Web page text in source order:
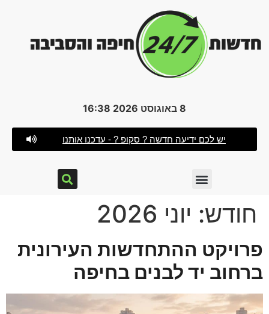
8 באוגוסט 2026 16:38
יש לכם ידיעה חדשה ? סקופ ? - עדכנו אותנו
חודש: יוני 2026
פרויקט ההתחדשות העירונית
ברחוב יד לבנים בחיפה